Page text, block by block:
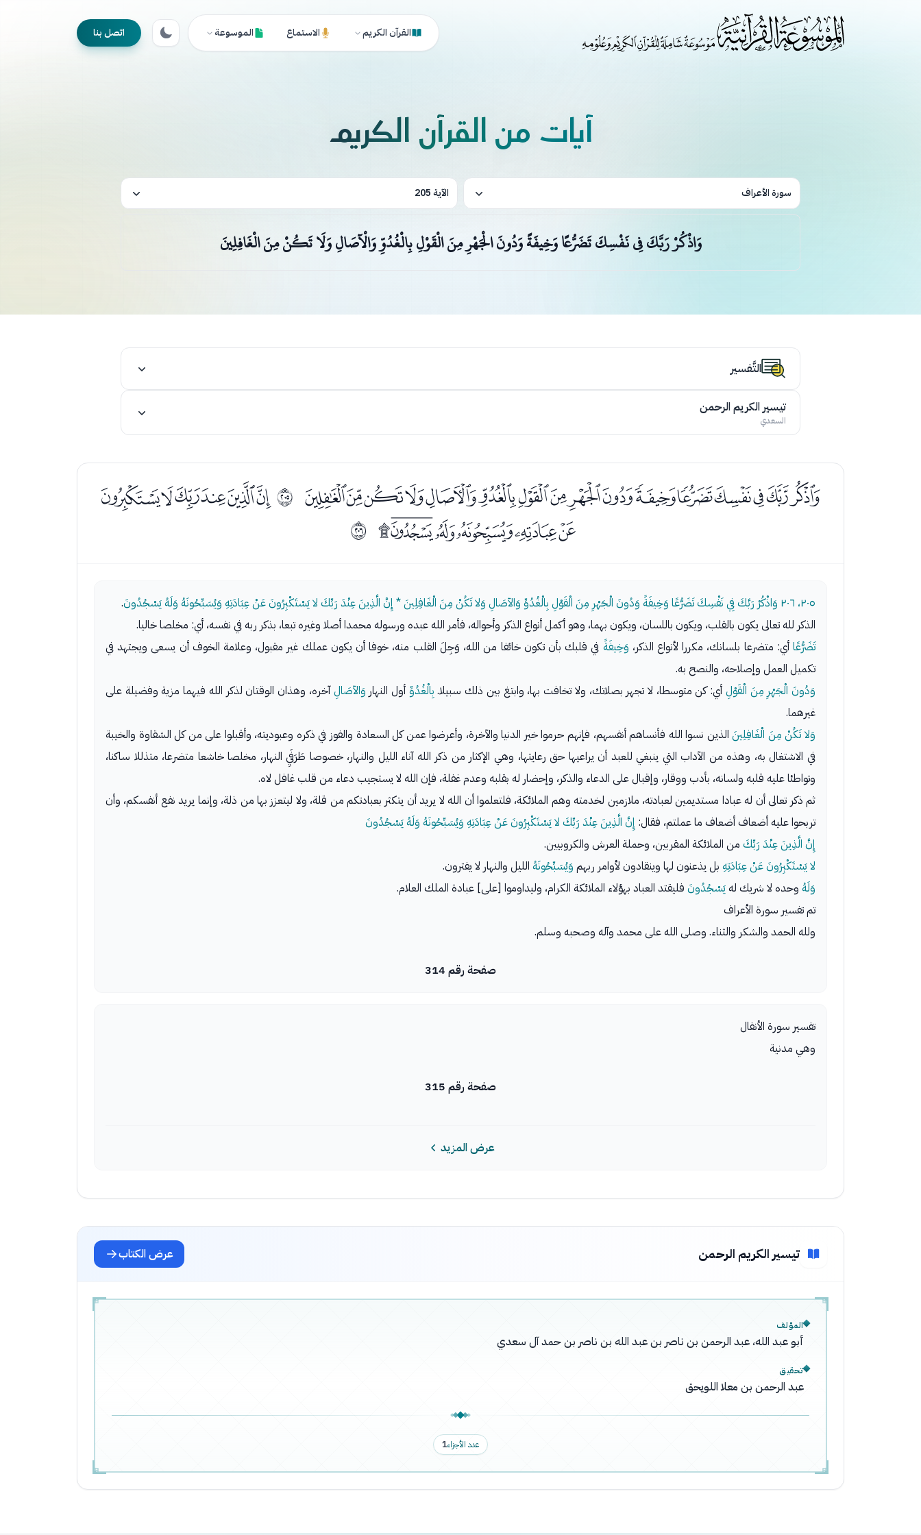
القرآن الكريم الاستماع الموسوعة اتصل بنا
آيات من القرآن الكريم
سورة الأعراف الآية 205
وَاذْكُرْ رَبَّكَ فِي نَفْسِكَ تَضَرُّعًا وَخِيفَةً وَدُونَ الْجَهْرِ مِنَ الْقَوْلِ بِالْغُدُوِّ وَالْآصَالِ وَلَا تَكُنْ مِنَ الْغَافِلِينَ
التَّفسير
تيسير الكريم الرحمن
السعدي
ﯢﯣﯤﯥﯦﯧﯨﯩﯪﯫﯬﯭﯮﯯﯰﯱ ﳌﯳﯴﯵﯶﯷﯸ
ﯹﯺﯻﯼﯽﯾ ﳍ
٢٠٥، ٢٠٦ وَاذْكُرْ رَبَّكَ فِي نَفْسِكَ تَضَرُّعًا وَخِيفَةً وَدُونَ الْجَهْرِ مِنَ الْقَوْلِ بِالْغُدُوِّ وَالآصَالِ وَلا تَكُنْ مِنَ الْغَافِلِينَ * إِنَّ الَّذِينَ عِنْدَ رَبِّكَ لا يَسْتَكْبِرُونَ عَنْ عِبَادَتِهِ وَيُسَبِّحُونَهُ وَلَهُ يَسْجُدُونَ.
الذكر لله تعالى يكون بالقلب، ويكون باللسان، ويكون بهما، وهو أكمل أنواع الذكر وأحواله، فأمر الله عبده ورسوله محمدا أصلا وغيره تبعا، بذكر ربه في نفسه، أي: مخلصا خاليا.
تَضَرُّعًاأي: متضرعا بلسانك، مكررا لأنواع الذكر، وَخِيفَةً في قلبك بأن تكون خائفا من الله، وَجِلَ القلب منه، خوفا أن يكون عملك غير مقبول، وعلامة الخوف أن يسعى ويجتهد في
تكميل العمل وإصلاحه، والنصح به.
وَدُونَ الْجَهْرِ مِنَ الْقَوْلِ أي: كن متوسطا، لا تجهر بصلاتك، ولا تخافت بها، وابتغ بين ذلك سبيلا. بِالْغُدُوِّ أول النهار وَالآصَالِآخره، وهذان الوقتان لذكر الله فيهما مزية وفضيلة على
غيرهما.
وَلا تَكُنْ مِنَ الْغَافِلِينَالذين نسوا الله فأنساهم أنفسهم، فإنهم حرموا خير الدنيا والآخرة، وأعرضوا عمن كل السعادة والفوز في ذكره وعبوديته، وأقبلوا على من كل الشقاوة والخيبة
في الاشتغال به، وهذه من الآداب التي ينبغي للعبد أن يراعيها حق رعايتها، وهي الإكثار من ذكر الله آناء الليل والنهار، خصوصا طَرَفَيِ النهار، مخلصا خاشعا متضرعا، متذللا ساكنا،
وتواطئا عليه قلبه ولسانه، بأدب ووقار، وإقبال على الدعاء والذكر، وإحضار له بقلبه وعدم غفلة، فإن الله لا يستجيب دعاء من قلب غافل لاه.
ثم ذكر تعالى أن له عبادا مستديمين لعبادته، ملازمين لخدمته وهم الملائكة، فلتعلموا أن الله لا يريد أن يتكثر بعبادتكم من قلة، ولا ليتعزز بها من ذلة، وإنما يريد نفع أنفسكم، وأن
تربحوا عليه أضعاف أضعاف ما عملتم، فقال: إِنَّ الَّذِينَ عِنْدَ رَبِّكَ لا يَسْتَكْبِرُونَ عَنْ عِبَادَتِهِ وَيُسَبِّحُونَهُ وَلَهُ يَسْجُدُونَ
إِنَّ الَّذِينَ عِنْدَ رَبِّكَ من الملائكة المقربين، وحملة العرش والكروبيين.
لا يَسْتَكْبِرُونَ عَنْ عِبَادَتِهِ بل يذعنون لها وينقادون لأوامر ربهم وَيُسَبِّحُونَهُ الليل والنهار لا يفترون.
وَلَهُ وحده لا شريك له يَسْجُدُونَ فليقتد العباد بهؤلاء الملائكة الكرام، وليداوموا [على] عبادة الملك العلام.
تم تفسير سورة الأعراف
ولله الحمد والشكر والثناء. وصلى الله على محمد وآله وصحبه وسلم.
صفحة رقم 314
تفسير سورة الأنفال
وهي مدنية
صفحة رقم 315
عرض المزيد
تيسير الكريم الرحمن عرض الكتاب
المؤلف
أبو عبد الله، عبد الرحمن بن ناصر بن عبد الله بن ناصر بن حمد آل سعدي
تحقيق
عبد الرحمن بن معلا اللويحق
عدد الأجزاء1